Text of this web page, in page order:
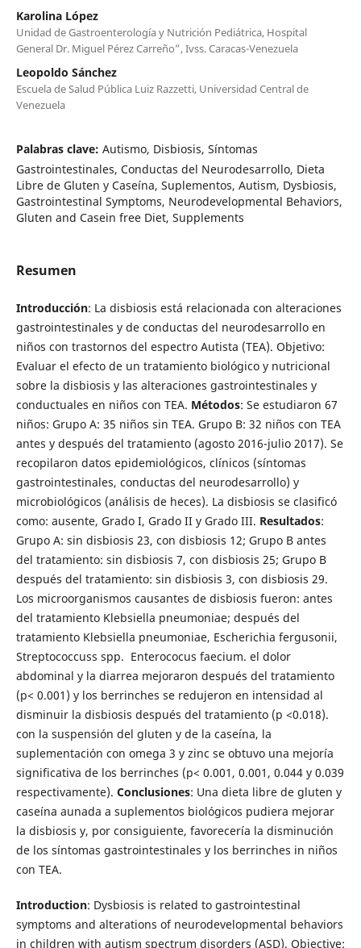
Karolina López
Unidad de Gastroenterología y Nutrición Pediátrica, Hospital
General Dr. Miguel Pérez Carreño”, Ivss. Caracas-Venezuela
Leopoldo Sánchez
Escuela de Salud Pública Luiz Razzetti, Universidad Central de
Venezuela
Palabras clave: Autismo, Disbiosis, Síntomas
Gastrointestinales, Conductas del Neurodesarrollo, Dieta
Libre de Gluten y Caseína, Suplementos, Autism, Dysbiosis,
Gastrointestinal Symptoms, Neurodevelopmental Behaviors,
Gluten and Casein free Diet, Supplements
Resumen
Introducción: La disbiosis está relacionada con alteraciones
gastrointestinales y de conductas del neurodesarrollo en
niños con trastornos del espectro Autista (TEA). Objetivo:
Evaluar el efecto de un tratamiento biológico y nutricional
sobre la disbiosis y las alteraciones gastrointestinales y
conductuales en niños con TEA. Métodos: Se estudiaron 67
niños: Grupo A: 35 niños sin TEA. Grupo B: 32 niños con TEA
antes y después del tratamiento (agosto 2016-julio 2017). Se
recopilaron datos epidemiológicos, clínicos (síntomas
gastrointestinales, conductas del neurodesarrollo) y
microbiológicos (análisis de heces). La disbiosis se clasificó
como: ausente, Grado I, Grado II y Grado III. Resultados:
Grupo A: sin disbiosis 23, con disbiosis 12; Grupo B antes
del tratamiento: sin disbiosis 7, con disbiosis 25; Grupo B
después del tratamiento: sin disbiosis 3, con disbiosis 29.
Los microorganismos causantes de disbiosis fueron: antes
del tratamiento Klebsiella pneumoniae; después del
tratamiento Klebsiella pneumoniae, Escherichia fergusonii,
Streptococcuss spp. Enterococus faecium. el dolor
abdominal y la diarrea mejoraron después del tratamiento
(p< 0.001) y los berrinches se redujeron en intensidad al
disminuir la disbiosis después del tratamiento (p <0.018).
con la suspensión del gluten y de la caseína, la
suplementación con omega 3 y zinc se obtuvo una mejoría
significativa de los berrinches (p< 0.001, 0.001, 0.044 y 0.039
respectivamente). Conclusiones: Una dieta libre de gluten y
caseína aunada a suplementos biológicos pudiera mejorar
la disbiosis y, por consiguiente, favorecería la disminución
de los síntomas gastrointestinales y los berrinches in niños
con TEA.
Introduction: Dysbiosis is related to gastrointestinal
symptoms and alterations of neurodevelopmental behaviors
in children with autism spectrum disorders (ASD). Objective: